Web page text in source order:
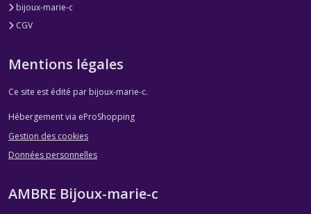
bijoux-marie-c
CGV
Mentions légales
Ce site est édité par bijoux-marie-c.
Hébergement via eProShopping
Gestion des cookies
Données personnelles
AMBRE Bijoux-marie-c